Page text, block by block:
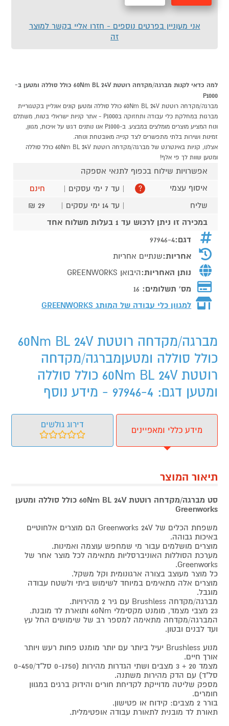
אני מעוניין בפרטים נוספים - חזרו אליי בקשר למוצר
זה
למה כדאי לקנות מברגה/מקדחה רוטטת 60Nm BL 24V כולל סוללה ומטען ב-
P1000
מברגה/מקדחה רוטטת 60Nm BL 24V כולל סוללה ומטען קונים אונליין בקטגוריית
מברגות במחלקת כלי עבודה ותחזוקה בP1000 - אתר קניות ישראלי בטוח, משתלם
ונוח המציע מוצרים מומלצים במבצע. ב-P1000 אנו נותנים דגש על איכות, מגוון,
זמינות ושירות בלתי מתפשרים לצד קנייה מאובטחת ונוחה.
אצלנו, קניות באינטרנט של מברגה/מקדחה רוטטת 60Nm BL 24V כולל סוללה
ומטען שוות לך פי אלף!
אפשרויות שילוח בכפוף לתנאי אספקה
איסוף עצמי
? | עד 7 ימי עסקים |
חינם
שליח
| עד 14 ימי עסקים |
29 ₪
במכירה זו ניתן לרכוש עד 1 בעלות משלוח אחד
דגם:97946-4
אחריות:שנתיים אחריות
נותן האחריות:היבואן GREENWORKS
מס' תשלומים: 16
למגוון כלי עבודה של המותג GREENWORKS
מברגה/מקדחה רוטטת 60Nm BL 24V
כולל סוללה ומטעןמברגה/מקדחה
רוטטת 60Nm BL 24V כולל סוללה
ומטען דגם: 97946-4 - מידע נוסף
מידע כללי ומאפיינים
דירוג גולשים
תיאור המוצר
סט מברגה/מקדחה רוטטת 60Nm BL 24V כולל סוללה ומטען
Greenworks
משפחת הכלים של Greenworks 24V הם מוצרים אלחוטיים
באיכות גבוהה.
מוצרים מושלמים עבור מי שמחפש עוצמה ואמינות.
מערכת הסוללות האוניברסליות מתאימה לכל מוצר אחר של
Greenworks.
כל מוצר מעוצב בצורה ארגונומית וקל משקל.
מוצרים אלה מתאימים במיוחד לשימוש ביתי ולשטח עבודה
מוגבל.
מברגה/מקדחה Brushless עם גיר 2 מהירויות.
23 מצבי מצמד, מומנט מקסימלי 60Nm ותוארת לד מובנת.
המברגה/מקדחה מתאימה למספר רב של שימושים החל עץ
ועד לבנים ובטון.
מנוע Brushless יעיל ביותר עם יותר מומנט פחות רעש ויותר
אורך חיים.
מצמד 20 + 3 מצבים ושתי הגדרות מהירות (0-1750 סל"ד/0-450
סל"ד) עם הדק מהירות משתנה.
מספק שליטה מדוייקת לקדיחת חורים והידוק ברגים במגוון
חומרים.
בורר 2 מצבים: קידוח או פטישון.
תאורת לד מובנית לתאורת עבודה אופטימלית.